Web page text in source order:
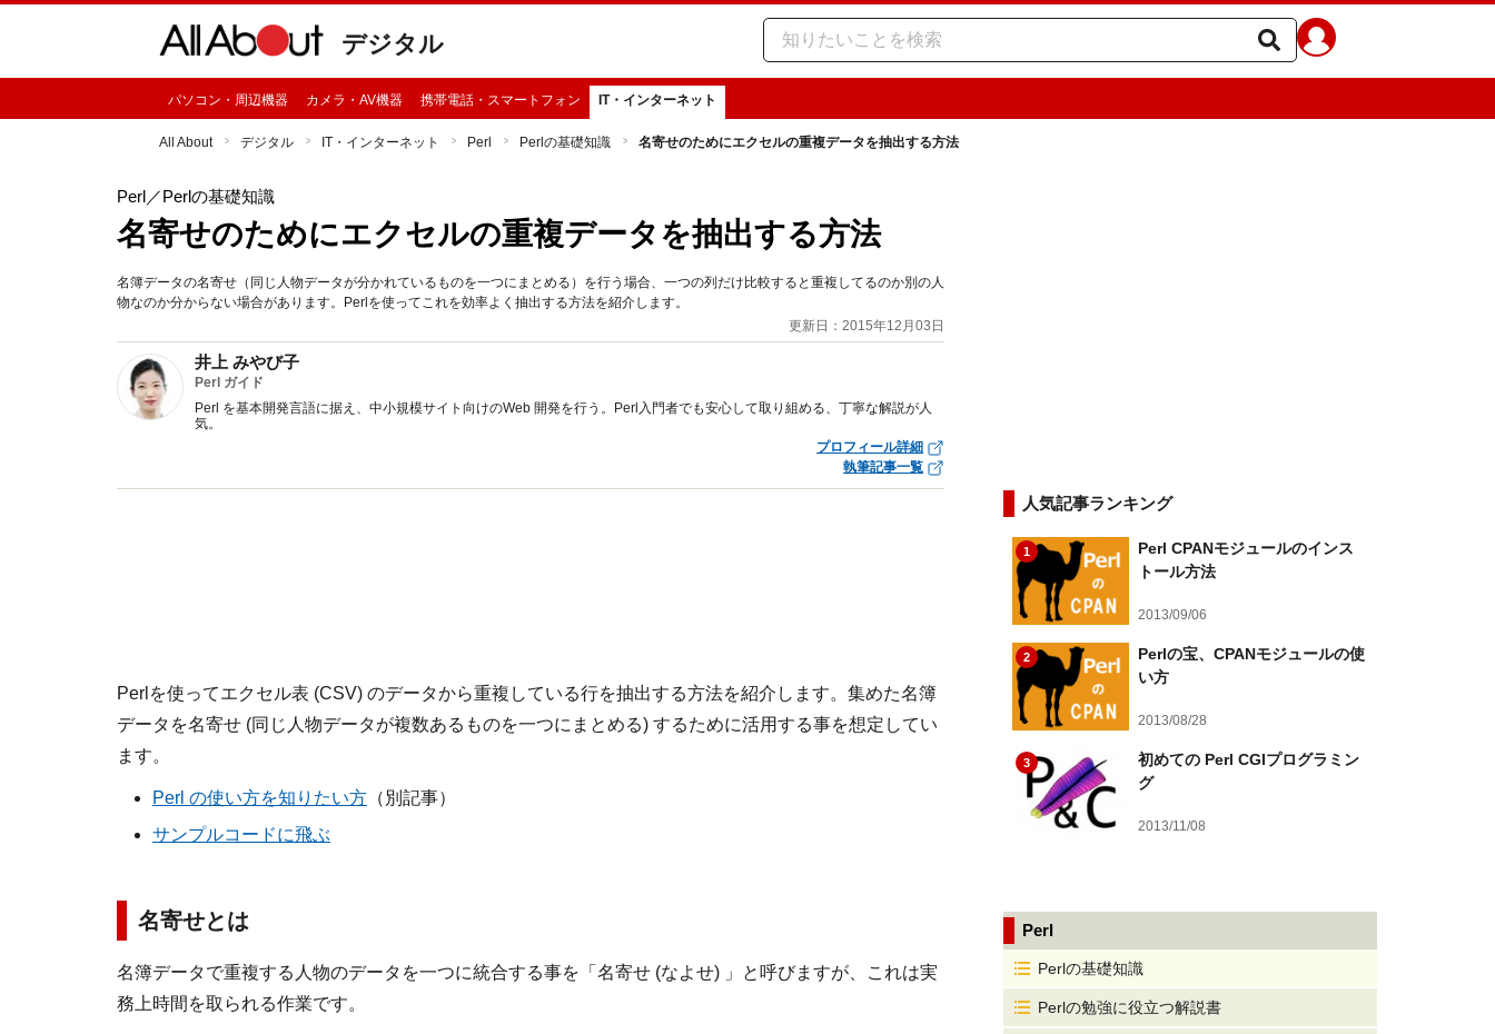
デジタル
パソコン・周辺機器 カメラ・AV機器 携帯電話・スマートフォン IT・インターネット
All About デジタル IT・インターネット Perl Perlの基礎知識 名寄せのためにエクセルの重複データを抽出する方法
Perl／Perlの基礎知識
名寄せのためにエクセルの重複データを抽出する方法
名簿データの名寄せ（同じ人物データが分かれているものを一つにまとめる）を行う場合、一つの列だけ比較すると重複してるのか別の人
物なのか分からない場合があります。Perlを使ってこれを効率よく抽出する方法を紹介します。
更新日：2015年12月03日
井上 みやび子
Perl ガイド
Perl を基本開発言語に据え、中小規模サイト向けのWeb 開発を行う。Perl入門者でも安心して取り組める、丁寧な解説が人
気。
プロフィール詳細
執筆記事一覧
Perlを使ってエクセル表 (CSV) のデータから重複している行を抽出する方法を紹介します。集めた名簿
データを名寄せ (同じ人物データが複数あるものを一つにまとめる) するために活用する事を想定してい
ます。
Perl の使い方を知りたい方 （別記事）
サンプルコードに飛ぶ
名寄せとは
名簿データで重複する人物のデータを一つに統合する事を「名寄せ (なよせ) 」と呼びますが、これは実
務上時間を取られる作業です。
人気記事ランキング
1
Perl CPANモジュールのインス
トール方法
2013/09/06
2
Perlの宝、CPANモジュールの使
い方
2013/08/28
3
初めての Perl CGIプログラミン
グ
2013/11/08
Perl
Perlの基礎知識
Perlの勉強に役立つ解説書